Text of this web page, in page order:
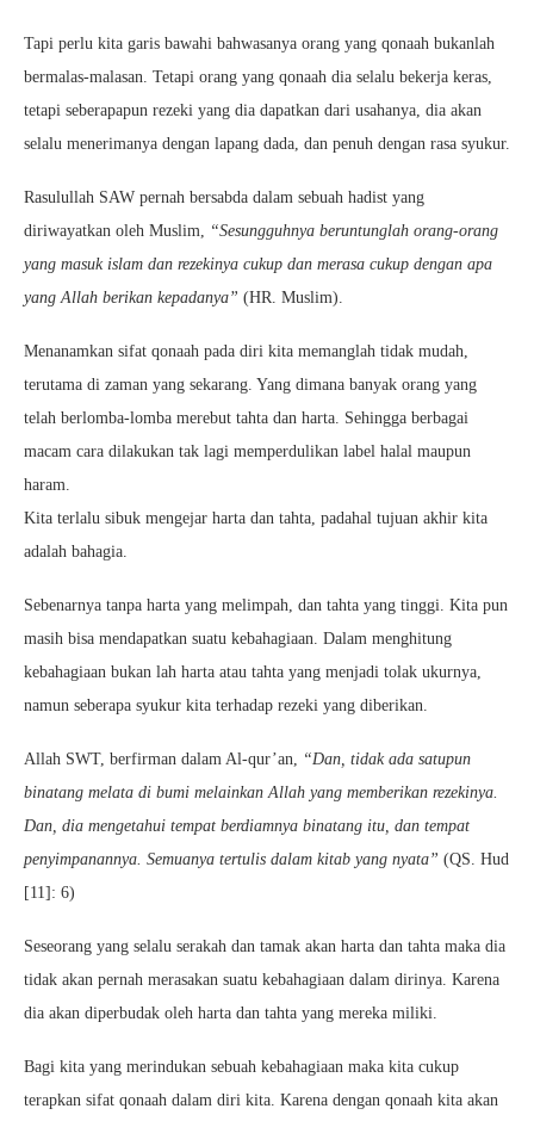
Tapi perlu kita garis bawahi bahwasanya orang yang qonaah bukanlah
bermalas-malasan. Tetapi orang yang qonaah dia selalu bekerja keras,
tetapi seberapapun rezeki yang dia dapatkan dari usahanya, dia akan
selalu menerimanya dengan lapang dada, dan penuh dengan rasa syukur.
Rasulullah SAW pernah bersabda dalam sebuah hadist yang
diriwayatkan oleh Muslim, “Sesungguhnya beruntunglah orang-orang
yang masuk islam dan rezekinya cukup dan merasa cukup dengan apa
yang Allah berikan kepadanya” (HR. Muslim).
Menanamkan sifat qonaah pada diri kita memanglah tidak mudah,
terutama di zaman yang sekarang. Yang dimana banyak orang yang
telah berlomba-lomba merebut tahta dan harta. Sehingga berbagai
macam cara dilakukan tak lagi memperdulikan label halal maupun
haram.
Kita terlalu sibuk mengejar harta dan tahta, padahal tujuan akhir kita
adalah bahagia.
Sebenarnya tanpa harta yang melimpah, dan tahta yang tinggi. Kita pun
masih bisa mendapatkan suatu kebahagiaan. Dalam menghitung
kebahagiaan bukan lah harta atau tahta yang menjadi tolak ukurnya,
namun seberapa syukur kita terhadap rezeki yang diberikan.
Allah SWT, berfirman dalam Al-qur’an, “Dan, tidak ada satupun
binatang melata di bumi melainkan Allah yang memberikan rezekinya.
Dan, dia mengetahui tempat berdiamnya binatang itu, dan tempat
penyimpanannya. Semuanya tertulis dalam kitab yang nyata” (QS. Hud
[11]: 6)
Seseorang yang selalu serakah dan tamak akan harta dan tahta maka dia
tidak akan pernah merasakan suatu kebahagiaan dalam dirinya. Karena
dia akan diperbudak oleh harta dan tahta yang mereka miliki.
Bagi kita yang merindukan sebuah kebahagiaan maka kita cukup
terapkan sifat qonaah dalam diri kita. Karena dengan qonaah kita akan